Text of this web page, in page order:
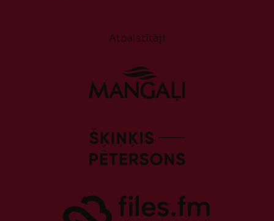
Atbalstītāji